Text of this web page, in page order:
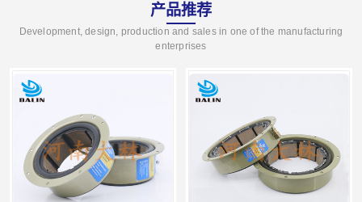
产品推荐
Development, design, production and sales in one of the manufacturing
enterprises